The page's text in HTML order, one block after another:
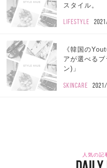
スタイル。
LIFESTYLE
《韓国の
アが選べる
ン)」
SKINCARE
人気の記